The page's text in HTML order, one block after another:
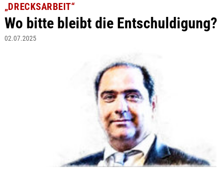
„DRECKSARBEIT“
Wo bitte bleibt die Entschuldigung?
02.07.2025